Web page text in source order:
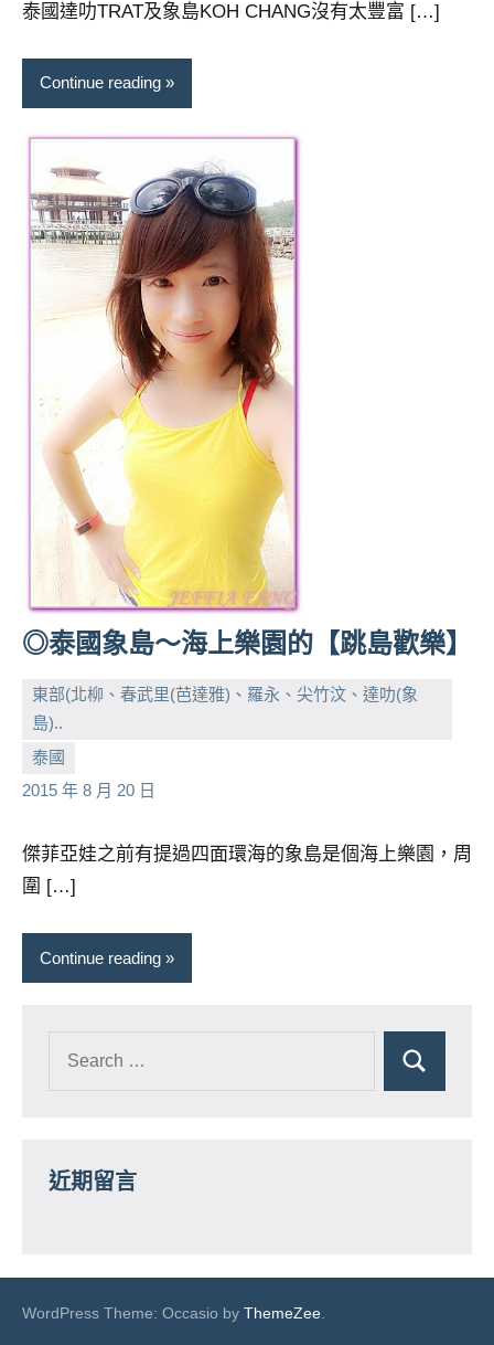
泰國達叻TRAT及象島KOH CHANG沒有太豐富 […]
Continue reading
◎泰國象島～海上樂園的【跳島歡樂】
東部(北柳、春武里(芭達雅)、羅永、尖竹汶、達叻(象
島)..
泰國
2015 年 8 月 20 日
小
芳
No
comments
傑菲亞娃之前有提過四面環海的象島是個海上樂園，周
圍 […]
Continue reading
近期留言
WordPress Theme: Occasio by ThemeZee.